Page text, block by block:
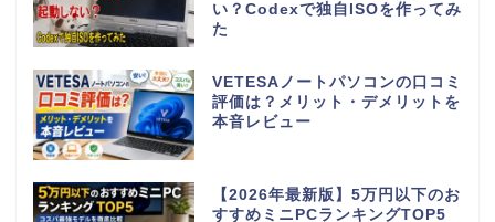
い？Codexで独自ISOを作ってみ
た
VETESAノートパソコンの口コミ
評価は？メリット・デメリットを
本音レビュー
【2026年最新版】5万円以下のお
すすめミニPCランキングTOP5